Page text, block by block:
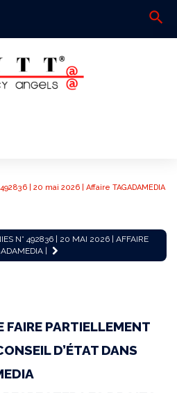
search
| 20 mai 2026 | Affaire TAGADAMEDIA
N° 492836 | 20 MAI 2026 | AFFAIRE
|
FAIRE PARTIELLEMENT
D’ÉTAT DANS